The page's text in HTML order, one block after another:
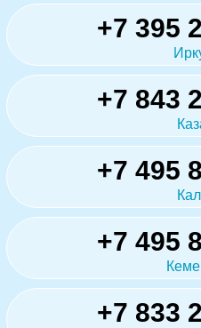
+7 395
+7 843
+7 495
+7 495
+7 833